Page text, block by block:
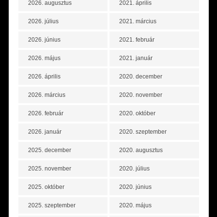
2026. augusztus
2026. július
2026. június
2026. május
2026. április
2026. március
2026. február
2026. január
2025. december
2025. november
2025. október
2025. szeptember
2021. április
2021. március
2021. február
2021. január
2020. december
2020. november
2020. október
2020. szeptember
2020. augusztus
2020. július
2020. június
2020. május